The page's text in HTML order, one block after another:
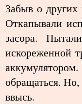
Забыв о
Откапывали
засора.
искореженной
обращаться. Но,
ввысь.